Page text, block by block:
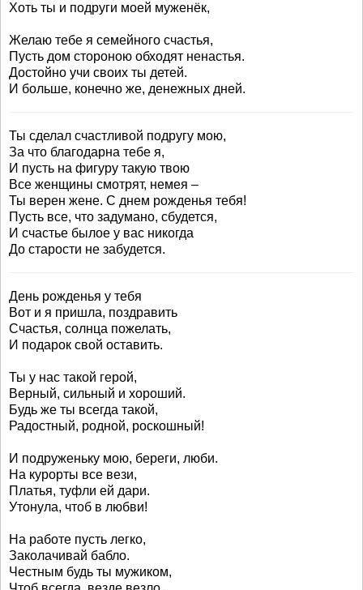
Хоть ты и подруги моей муженёк,
Желаю тебе я семейного счастья,
Пусть дом стороною обходят ненастья.
Достойно учи своих ты детей.
И больше, конечно же, денежных дней.
Ты сделал счастливой подругу мою,
За что благодарна тебе я,
И пусть на фигуру такую твою
Все женщины смотрят, немея –
Ты верен жене. С днем рожденья тебя!
Пусть все, что задумано, сбудется,
И счастье былое у вас никогда
До старости не забудется.
День рожденья у тебя
Вот и я пришла, поздравить
Счастья, солнца пожелать,
И подарок свой оставить.
Ты у нас такой герой,
Верный, сильный и хороший.
Будь же ты всегда такой,
Радостный, родной, роскошный!
И подруженьку мою, береги, люби.
На курорты все вези,
Платья, туфли ей дари.
Утонула, чтоб в любви!
На работе пусть легко,
Заколачивай бабло.
Честным будь ты мужиком,